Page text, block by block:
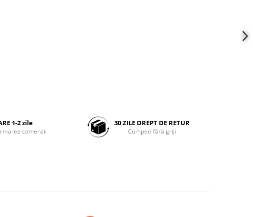
1-2 zile
comenzii
30 ZILE DREPT DE RETUR
Cumperi fără griji